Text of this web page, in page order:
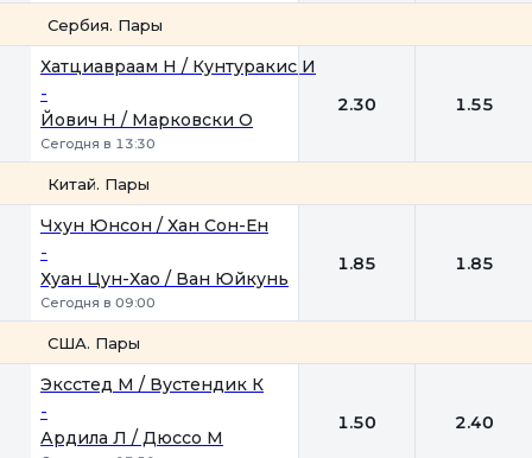
Сербия. Пары
Хатциавраам Н / Кунтуракис И
-
Йович Н / Марковски О
Сегодня в 13:30
2.30 1.55
Китай. Пары
Чхун Юнсон / Хан Сон-Ен
-
Хуан Цун-Хао / Ван Юйкунь
Сегодня в 09:00
1.85 1.85
США. Пары
Эксстед М / Вустендик К
-
Ардила Л / Дюссо М
1.50 2.40